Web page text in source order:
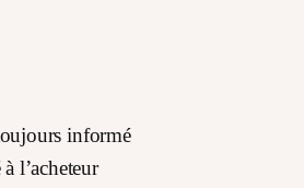
informé
l’acheteur